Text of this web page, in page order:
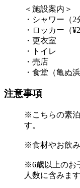
＜施設案内＞
・シャワー（2
・ロッカー（
・更衣室
・トイレ
・売店
・食堂（亀ぬ
注意事項
※こちらの素
す。
※食材やお飲み
※6歳以上のお
人数に含みます